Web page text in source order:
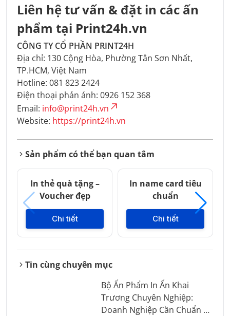
Liên hệ tư vấn & đặt in các ấn
phẩm tại Print24h.vn
CÔNG TY CỔ PHẦN PRINT24H
Địa chỉ: 130 Cộng Hòa, Phường Tân Sơn Nhất,
TP.HCM, Việt Nam
Hotline: 081 823 2424
Điện thoại phản ánh: 0926 152 368
Email: info@print24h.vn
Website: https://print24h.vn
Sản phẩm có thể bạn quan tâm
In thẻ quà tặng –
Voucher đẹp
Chi tiết
In name card tiêu
chuẩn
Chi tiết
Tin cùng chuyên mục
Bộ Ấn Phẩm In Ấn Khai
Trương Chuyên Nghiệp:
Doanh Nghiệp Cần Chuẩn Bị